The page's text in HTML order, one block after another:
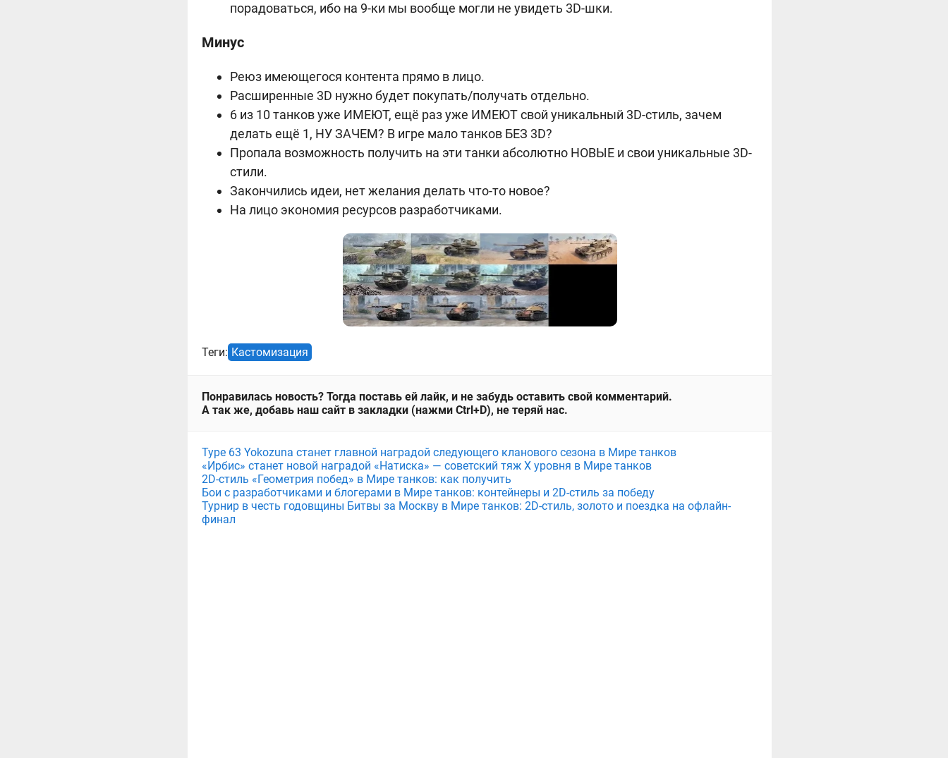
порадоваться, ибо на 9-ки мы вообще могли не увидеть 3D-шки.
Минус
Реюз имеющегося контента прямо в лицо.
Расширенные 3D нужно будет покупать/получать отдельно.
6 из 10 танков уже ИМЕЮТ, ещё раз уже ИМЕЮТ свой уникальный 3D-стиль, зачем
делать ещё 1, НУ ЗАЧЕМ? В игре мало танков БЕЗ 3D?
Пропала возможность получить на эти танки абсолютно НОВЫЕ и свои уникальные 3D-
стили.
Закончились идеи, нет желания делать что-то новое?
На лицо экономия ресурсов разработчиками.
Теги: Кастомизация
Понравилась новость? Тогда поставь ей лайк, и не забудь оставить свой комментарий.
А так же, добавь наш сайт в закладки (нажми Ctrl+D), не теряй нас.
Type 63 Yokozuna станет главной наградой следующего кланового сезона в Мире танков
«Ирбис» станет новой наградой «Натиска» — советский тяж X уровня в Мире танков
2D-стиль «Геометрия побед» в Мире танков: как получить
Бои с разработчиками и блогерами в Мире танков: контейнеры и 2D-стиль за победу
Турнир в честь годовщины Битвы за Москву в Мире танков: 2D-стиль, золото и поездка на офлайн-
финал